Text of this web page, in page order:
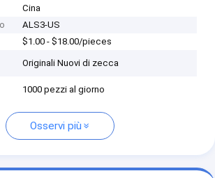
Cina
ALS3-US
$1.00 - $18.00/pieces
Originali Nuovi di zecca
1000 pezzi al giorno
Osservi più